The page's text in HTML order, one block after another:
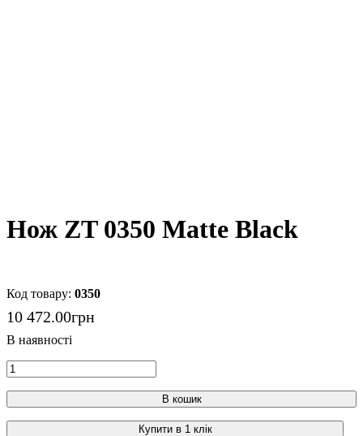
Нож ZT 0350 Matte Black
0350
10 472.00грн
В кошик
Купити в 1 клік